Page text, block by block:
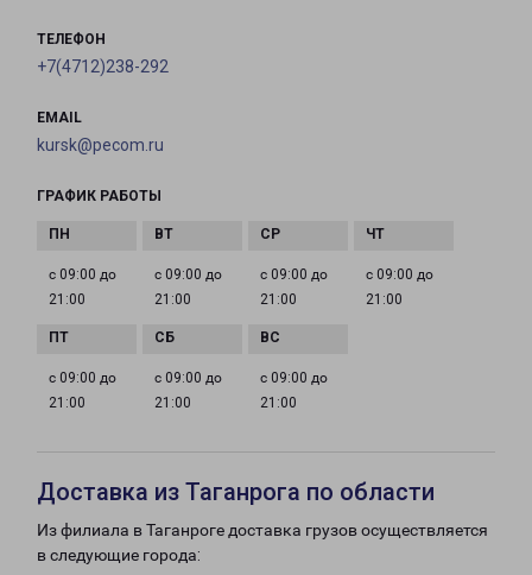
ТЕЛЕФОН
+7(4712)238-292
EMAIL
kursk@pecom.ru
ГРАФИК РАБОТЫ
с 09:00 до
21:00
с 09:00 до
21:00
с 09:00 до
21:00
с 09:00 до
21:00
с 09:00 до
21:00
с 09:00 до
21:00
с 09:00 до
21:00
Доставка из Таганрога по области
Из филиала в Таганроге доставка грузов осуществляется
в следующие города: